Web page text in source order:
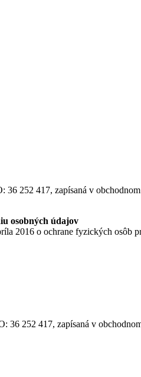
36 252 417, zapísaná v
osobných údajov
2016 o ochrane fyzických
36 252 417, zapísaná v